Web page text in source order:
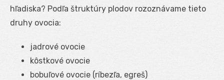
hľadiska? Podľa štruktúry plodov rozoznávame tieto
druhy ovocia:
jadrové ovocie
kôstkové ovocie
bobuľové ovocie (ríbezľa, egreš)